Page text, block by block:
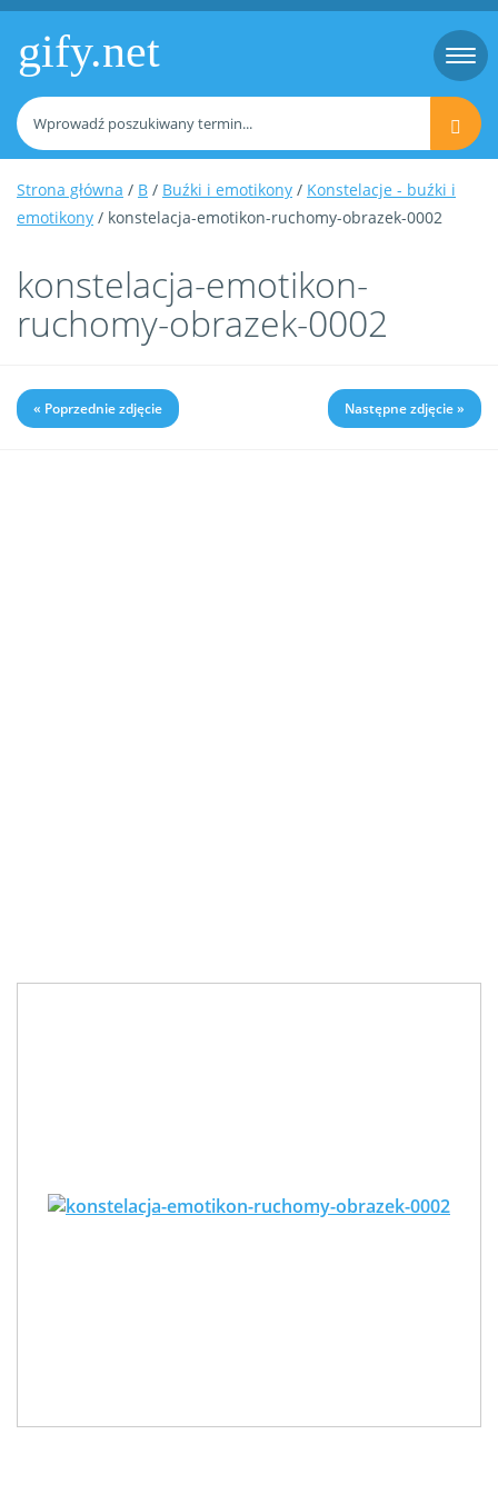
gify.net
Strona główna / B / Buźki i emotikony / Konstelacje - buźki i
emotikony / konstelacja-emotikon-ruchomy-obrazek-0002
konstelacja-emotikon-
ruchomy-obrazek-0002
« Poprzednie zdjęcie Następne zdjęcie »